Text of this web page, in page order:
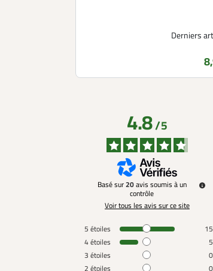
Derniers
4.8/5
Basé sur20avis soumis à un
contrôle
Voir tous les avis sur ce site
5 étoiles
15
4étoiles
5
3 étoiles
0
2 étoiles
0